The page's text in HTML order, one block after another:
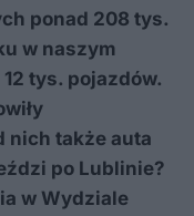
ponad 208 tys.
w naszym
tys. pojazdów.
nich także auta
po Lublinie?
w Wydziale